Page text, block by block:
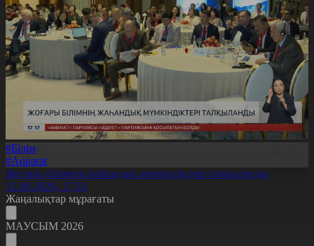
#Білім
#Aqparat
Жоғары білімнің жаһандық мүмкіндіктері талқыланды
12.06.2026, 17:33
Жаңалықтар мұрағаты
МАУСЫМ 2026